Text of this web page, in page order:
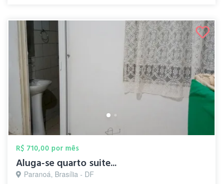
R$ 710,00 por mês
Aluga-se quarto suite...
Paranoá, Brasília - DF